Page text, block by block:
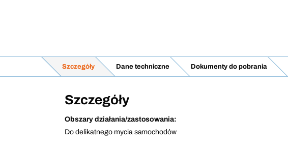
Szczegóły Dane techniczne Dokumenty do pobrania
Szczegóły
Obszary działania/zastosowania:
Do delikatnego mycia samochodów